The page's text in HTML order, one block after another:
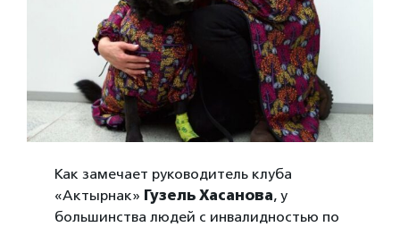
Как замечает руководитель клуба
«Актырнак» Гузель Хасанова, у
большинства людей с инвалидностью по